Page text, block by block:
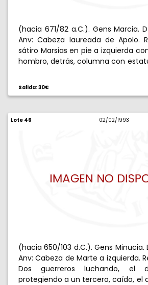
(hacia 671/82 a.C.). Gens Marcia.
Anv: Cabeza laureada de Apolo.
sátiro Marsias en pie a izquierda
hombro, detrás, columna con
Salida: 30€
Lote 46 02/02/1993
(hacia 650/103 d.C.). Gens Minucia.
Anv: Cabeza de Marte a izquierda.
Dos guerreros luchando, el
protegiendo a un tercero, caído, el